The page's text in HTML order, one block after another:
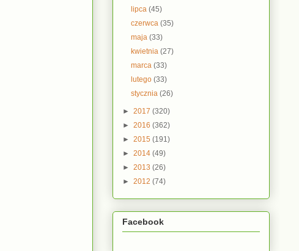
lipca(45)
czerwca(35)
maja(33)
kwietnia(27)
marca(33)
lutego(33)
stycznia(26)
► 2017 (320)
► 2016 (362)
► 2015 (191)
► 2014 (49)
► 2013 (26)
► 2012 (74)
Facebook